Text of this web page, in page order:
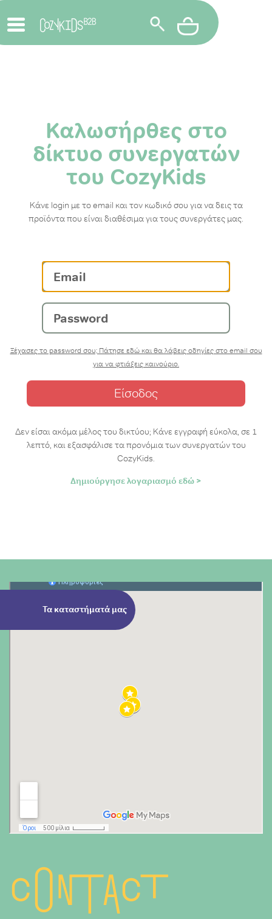
Καλωσήρθες στο
δίκτυο συνεργατών
του CozyKids
Κάνε login με το email και τον κωδικό σου για να δεις τα
προϊόντα που είναι διαθέσιμα για τους συνεργάτες μας.
Ξέχασες το password σου; Πάτησε εδώ και θα λάβεις οδηγίες στο email σου
για να φτιάξεις καινούριο.
Δεν είσαι ακόμα μέλος του δικτύου; Κάνε εγγραφή εύκολα, σε 1
λεπτό, και εξασφάλισε τα προνόμια των συνεργατών του
CozyKids.
Δημιούργησε λογαριασμό εδώ >
Τα καταστήματά μας
Contact